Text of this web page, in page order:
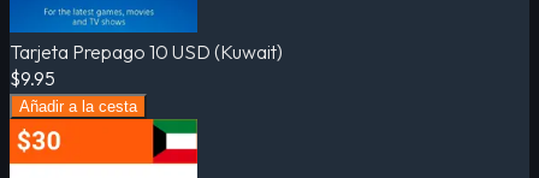
Tarjeta Prepago 10 USD (Kuwait)
$9.95
Añadir a la cesta